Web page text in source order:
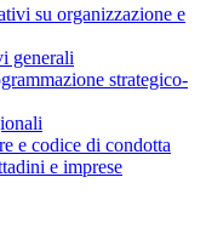
su organizzazione e
generali
strategico-
e codice di condotta
e imprese